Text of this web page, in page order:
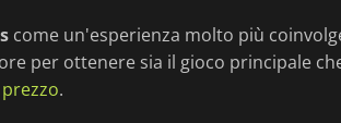
come un'esperienza molto più
per ottenere sia il gioco principale
.